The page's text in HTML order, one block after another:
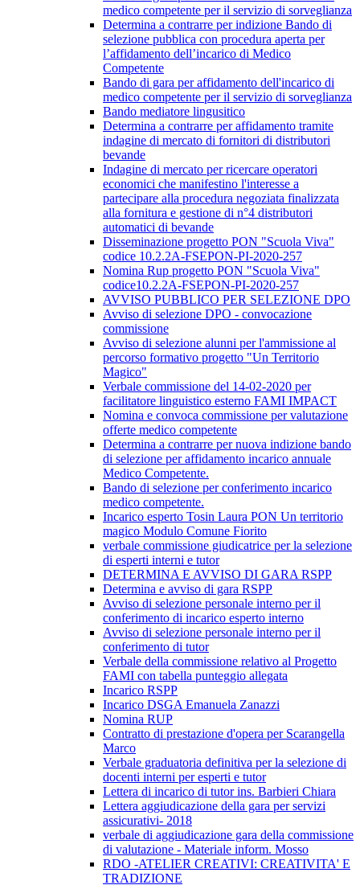
medico competente per il servizio di sorveglianza
Determina a contrarre per indizione Bando di
selezione pubblica con procedura aperta per
l’affidamento dell’incarico di Medico
Competente
Bando di gara per affidamento dell'incarico di
medico competente per il servizio di sorveglianza
Bando mediatore lingusitico
Determina a contrarre per affidamento tramite
indagine di mercato di fornitori di distributori
bevande
Indagine di mercato per ricercare operatori
economici che manifestino l'interesse a
partecipare alla procedura negoziata finalizzata
alla fornitura e gestione di n°4 distributori
automatici di bevande
Disseminazione progetto PON "Scuola Viva"
codice 10.2.2A-FSEPON-PI-2020-257
Nomina Rup progetto PON "Scuola Viva"
codice10.2.2A-FSEPON-PI-2020-257
AVVISO PUBBLICO PER SELEZIONE DPO
Avviso di selezione DPO - convocazione
commissione
Avviso di selezione alunni per l'ammissione al
percorso formativo progetto "Un Territorio
Magico"
Verbale commissione del 14-02-2020 per
facilitatore linguistico esterno FAMI IMPACT
Nomina e convoca commissione per valutazione
offerte medico competente
Determina a contrarre per nuova indizione bando
di selezione per affidamento incarico annuale
Medico Competente.
Bando di selezione per conferimento incarico
medico competente.
Incarico esperto Tosin Laura PON Un territorio
magico Modulo Comune Fiorito
verbale commissione giudicatrice per la selezione
di esperti interni e tutor
DETERMINA E AVVISO DI GARA RSPP
Determina e avviso di gara RSPP
Avviso di selezione personale interno per il
conferimento di incarico esperto interno
Avviso di selezione personale interno per il
conferimento di tutor
Verbale della commissione relativo al Progetto
FAMI con tabella punteggio allegata
Incarico RSPP
Incarico DSGA Emanuela Zanazzi
Nomina RUP
Contratto di prestazione d'opera per Scarangella
Marco
Verbale graduatoria definitiva per la selezione di
docenti interni per esperti e tutor
Lettera di incarico di tutor ins. Barbieri Chiara
Lettera aggiudicazione della gara per servizi
assicurativi- 2018
verbale di aggiudicazione gara della commissione
di valutazione - Materiale inform. Mosso
RDO -ATELIER CREATIVI: CREATIVITA' E
TRADIZIONE